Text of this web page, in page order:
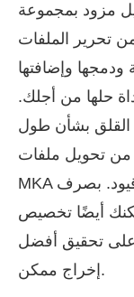
مزود بمجموعة
تحرير الملفات
ودمجها وإضافتها
حلها من أجلك.
بشأن طول
تحويل ملفات
MKA الخاصة بك بسرعة وسهولة دون أي قيود. بصرف
أيضًا تخصيص
تحقيق أفضل
إخراج ممكن.